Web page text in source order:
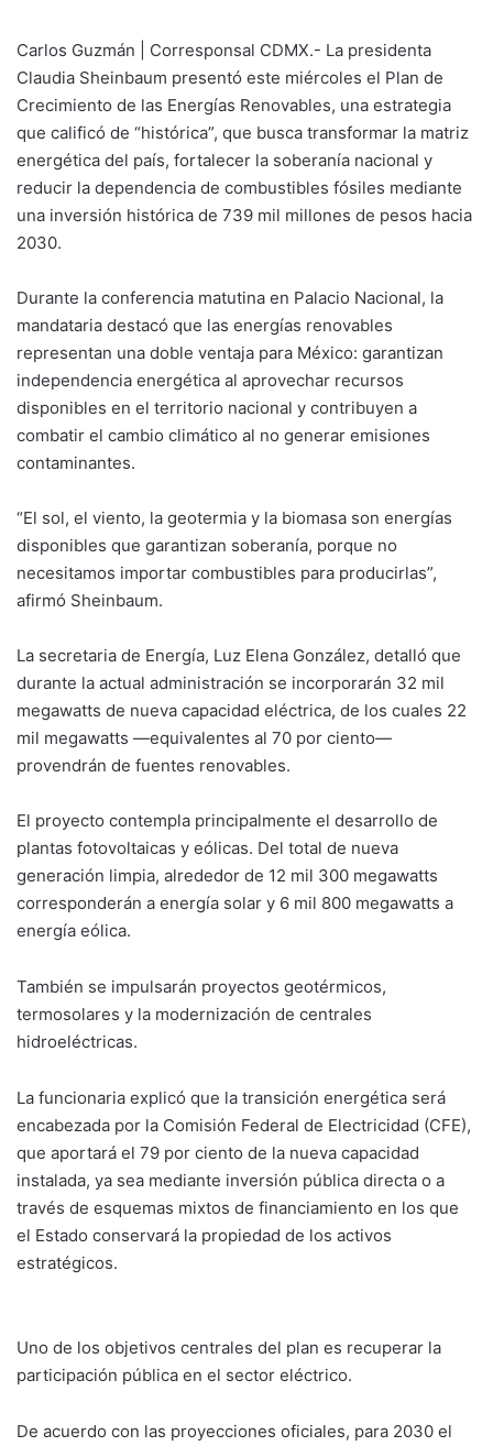
Carlos Guzmán | Corresponsal CDMX.- La presidenta
Claudia Sheinbaum presentó este miércoles el Plan de
Crecimiento de las Energías Renovables, una estrategia
que calificó de “histórica”, que busca transformar la matriz
energética del país, fortalecer la soberanía nacional y
reducir la dependencia de combustibles fósiles mediante
una inversión histórica de 739 mil millones de pesos hacia
2030.
Durante la conferencia matutina en Palacio Nacional, la
mandataria destacó que las energías renovables
representan una doble ventaja para México: garantizan
independencia energética al aprovechar recursos
disponibles en el territorio nacional y contribuyen a
combatir el cambio climático al no generar emisiones
contaminantes.
“El sol, el viento, la geotermia y la biomasa son energías
disponibles que garantizan soberanía, porque no
necesitamos importar combustibles para producirlas”,
afirmó Sheinbaum.
La secretaria de Energía, Luz Elena González, detalló que
durante la actual administración se incorporarán 32 mil
megawatts de nueva capacidad eléctrica, de los cuales 22
mil megawatts —equivalentes al 70 por ciento—
provendrán de fuentes renovables.
El proyecto contempla principalmente el desarrollo de
plantas fotovoltaicas y eólicas. Del total de nueva
generación limpia, alrededor de 12 mil 300 megawatts
corresponderán a energía solar y 6 mil 800 megawatts a
energía eólica.
También se impulsarán proyectos geotérmicos,
termosolares y la modernización de centrales
hidroeléctricas.
La funcionaria explicó que la transición energética será
encabezada por la Comisión Federal de Electricidad (CFE),
que aportará el 79 por ciento de la nueva capacidad
instalada, ya sea mediante inversión pública directa o a
través de esquemas mixtos de financiamiento en los que
el Estado conservará la propiedad de los activos
estratégicos.
Uno de los objetivos centrales del plan es recuperar la
participación pública en el sector eléctrico.
De acuerdo con las proyecciones oficiales, para 2030 el